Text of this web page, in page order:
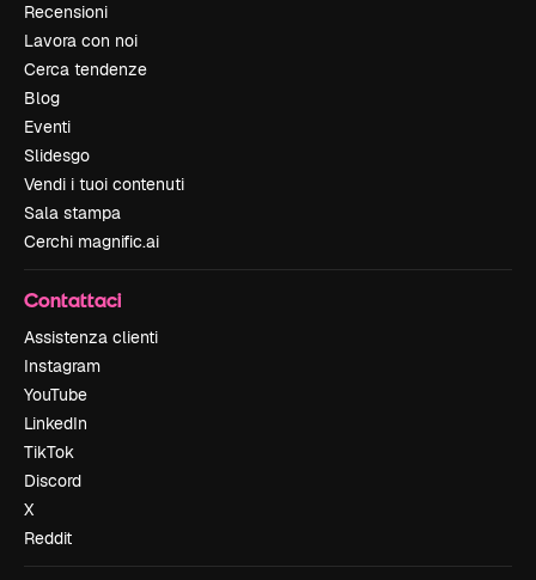
Recensioni
Lavora con noi
Cerca tendenze
Blog
Eventi
Slidesgo
Vendi i tuoi contenuti
Sala stampa
Cerchi magnific.ai
Contattaci
Assistenza clienti
Instagram
YouTube
LinkedIn
TikTok
Discord
X
Reddit